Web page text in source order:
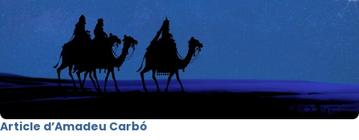
Article d’Amadeu Carbó